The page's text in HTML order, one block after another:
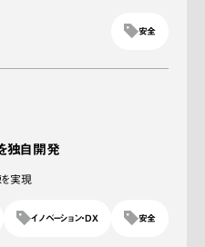
安全
独自開発
実現
安全
イノベーション・DX